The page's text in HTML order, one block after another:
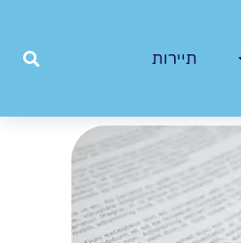
תיירות